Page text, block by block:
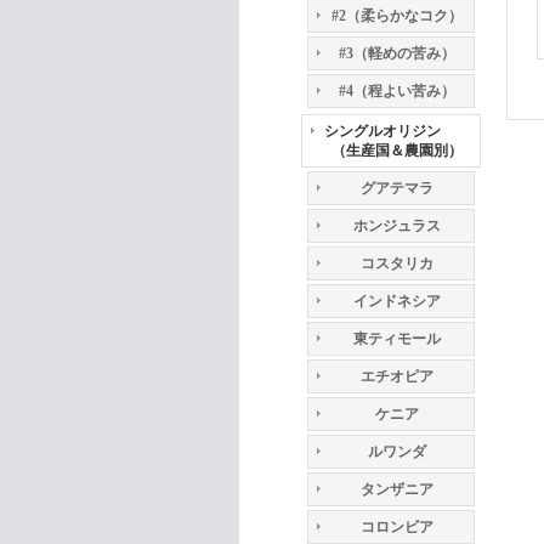
#2（柔らかなコク）
#3（軽めの苦み）
#4（程よい苦み）
シングルオリジン
（生産国＆農園別）
グアテマラ
ホンジュラス
コスタリカ
インドネシア
東ティモール
エチオピア
ケニア
ルワンダ
タンザニア
コロンビア